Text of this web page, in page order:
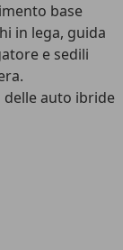
base
in lega, guida
e sedili
delle auto ibride